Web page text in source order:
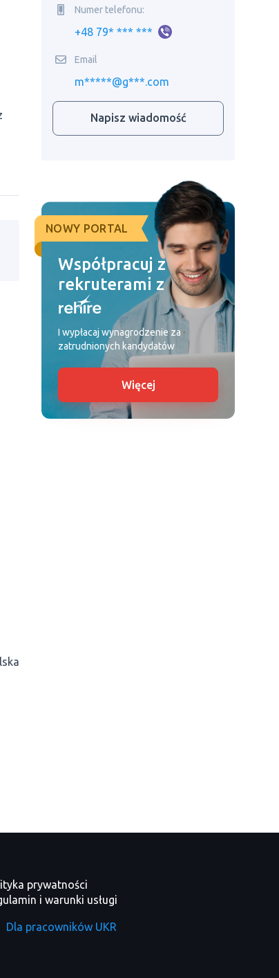
Numer telefonu:
+48 79* *** ***
Email
m*****@g***.com
Napisz wiadomość
NOWY PORTAL
Współpracuj z
rekruterami z
I wypłacaj wynagrodzenie za
zatrudnionych kandydatów
Więcej
prywatności
i warunki usługi
Dla pracowników UKR